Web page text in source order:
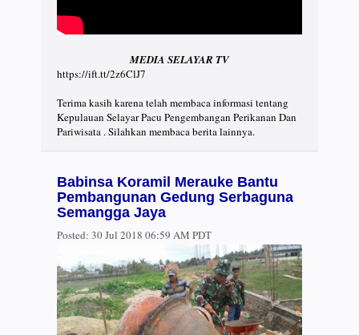
MEDIA SELAYAR TV
https://ift.tt/2z6ClJ7
Terima kasih karena telah membaca informasi tentang
Kepulauan Selayar Pacu Pengembangan Perikanan Dan
Pariwisata . Silahkan membaca berita lainnya.
Babinsa Koramil Merauke Bantu
Pembangunan Gedung Serbaguna
Semangga Jaya
Posted: 30 Jul 2018 06:59 AM PDT